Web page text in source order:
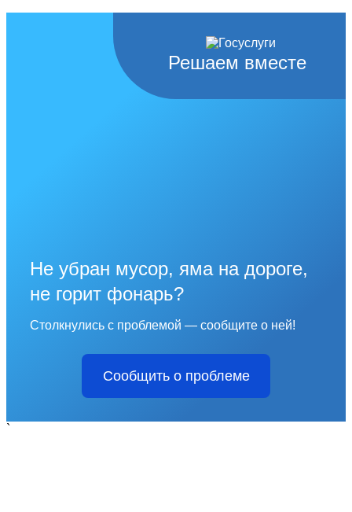
Решаем вместе
Не убран мусор, яма на дороге,
не горит фонарь?
Столкнулись с проблемой — сообщите о ней!
Сообщить о проблеме
`